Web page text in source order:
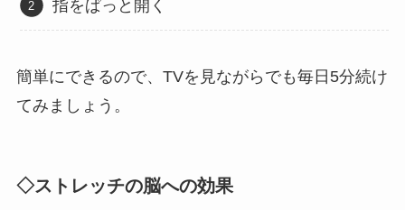
指をぱっと開く
簡単にできるので、TVを見ながらでも毎日5分続け
てみましょう。
◇ストレッチの脳への効果